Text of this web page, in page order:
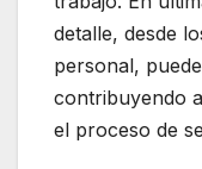
detalle, desde
personal,
contribuyendo
el proceso de